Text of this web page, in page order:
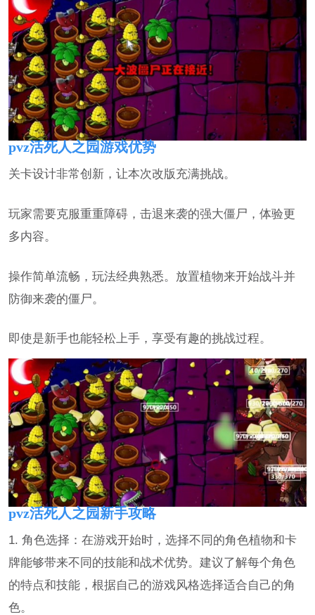
pvz活死人之园游戏优势
关卡设计非常创新，让本次改版充满挑战。
玩家需要克服重重障碍，击退来袭的强大僵尸，体验更
多内容。
操作简单流畅，玩法经典熟悉。放置植物来开始战斗并
防御来袭的僵尸。
即使是新手也能轻松上手，享受有趣的挑战过程。
pvz活死人之园新手攻略
1. 角色选择：在游戏开始时，选择不同的角色植物和卡
牌能够带来不同的技能和战术优势。建议了解每个角色
的特点和技能，根据自己的游戏风格选择适合自己的角
色。